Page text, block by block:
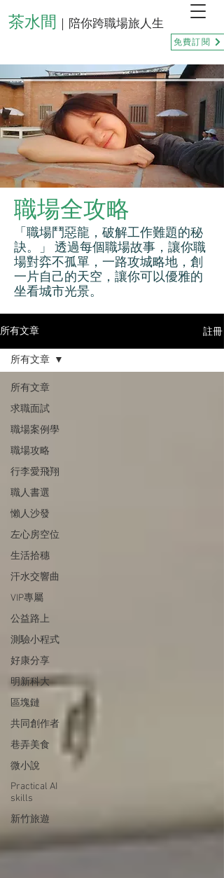
茶水間 ｜陪你跨職場旅人生
免費訂閱
職場全攻略
「職場鬥惡龍，破解工作難題的秘
訣。」 透過每個職場故事，讓你職
場對弈不孤單，一路攻城略地，創
一片自己的天空，讓你可以優雅的
坐看城市光景。
所有文章 註冊
所有文章
求職面試
職場案例學
職場攻略
行李愛飛翔
職人書選
懶人沙發
左心房空位
生活拾穗
汗水交響曲
VIP專屬
公益路上
測驗小程式
好康分享
明新科大
區塊鏈
共同創作者
巷弄美食
微小說
Practical AI
skills
新竹旅遊
所有文章